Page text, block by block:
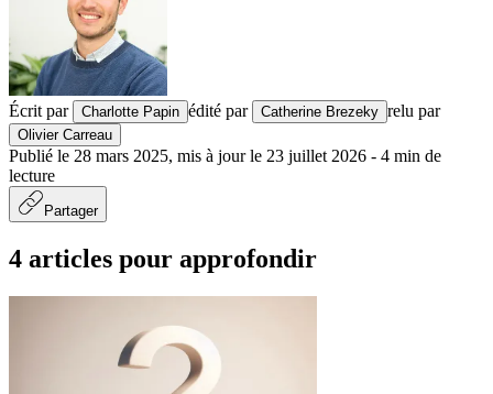
Écrit par Charlotte Papin édité par Catherine Brezeky relu par
Olivier Carreau
Publié le 28 mars 2025, mis à jour le 23 juillet 2026 - 4 min de
lecture
Partager
4 articles pour approfondir